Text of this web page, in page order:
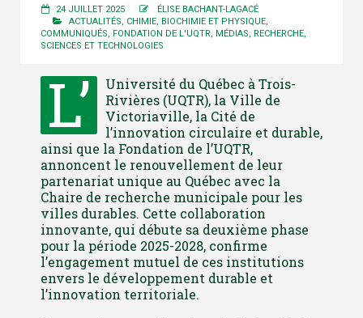
24 JUILLET 2025
ÉLISE BACHANT-LAGACÉ
ACTUALITÉS, CHIMIE, BIOCHIMIE ET PHYSIQUE,
COMMUNIQUÉS, FONDATION DE L'UQTR, MÉDIAS, RECHERCHE,
SCIENCES ET TECHNOLOGIES
L’
Université du Québec à Trois-
Rivières (UQTR), la Ville de
Victoriaville, la Cité de
l’innovation circulaire et durable,
ainsi que la Fondation de l’UQTR,
annoncent le renouvellement de leur
partenariat unique au Québec avec la
Chaire de recherche municipale pour les
villes durables. Cette collaboration
innovante, qui débute sa deuxième phase
pour la période 2025-2028, confirme
l’engagement mutuel de ces institutions
envers le développement durable et
l’innovation territoriale.